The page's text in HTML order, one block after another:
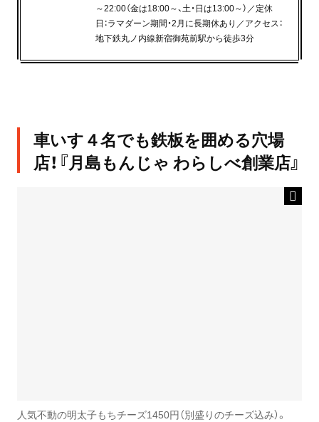
～22:00（金は18:00～、土・日は13:00～）／定休
日：ラマダーン期間・2月に長期休あり／アクセス：
地下鉄丸ノ内線新宿御苑前駅から徒歩3分
車いす４名でも鉄板を囲める穴場
店！『月島もんじゃ わらしべ創業店』
人気不動の明太子もちチーズ1450円（別盛りのチーズ込み）。